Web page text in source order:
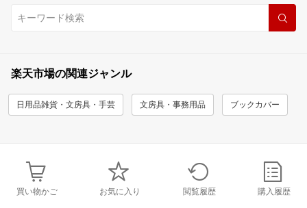
楽天市場の関連ジャンル
日用品雑貨・文房具・手芸 文房具・事務用品 ブックカバー
買い物かご お気に入り 閲覧履歴 購入履歴